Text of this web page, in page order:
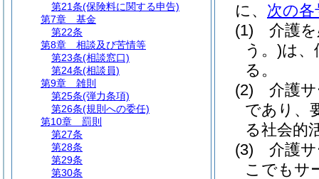
に、 次の各
(1)
介護
う。)は、
る。
(2)
介護
であり、
る社会的
(3)
介護
こでもサ
第21条(保険料に関する申告)
第7章
基金
第22条
第8章
相談及び苦情等
第23条(相談窓口)
第24条(相談員)
第9章
雑則
第25条(弾力条項)
第26条(規則への委任)
第10章
罰則
第27条
第28条
第29条
第30条